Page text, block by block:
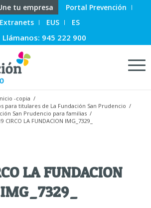
tu empresa
Portal Prevención
Extranets
EUS ES
Llámanos: 945 222 900
-copia /
para titulares de La Fundación San Prudencio /
San Prudencio para familias /
CIRCO LA FUNDACION IMG_7329_
LA FUNDACION
IMG_7329_